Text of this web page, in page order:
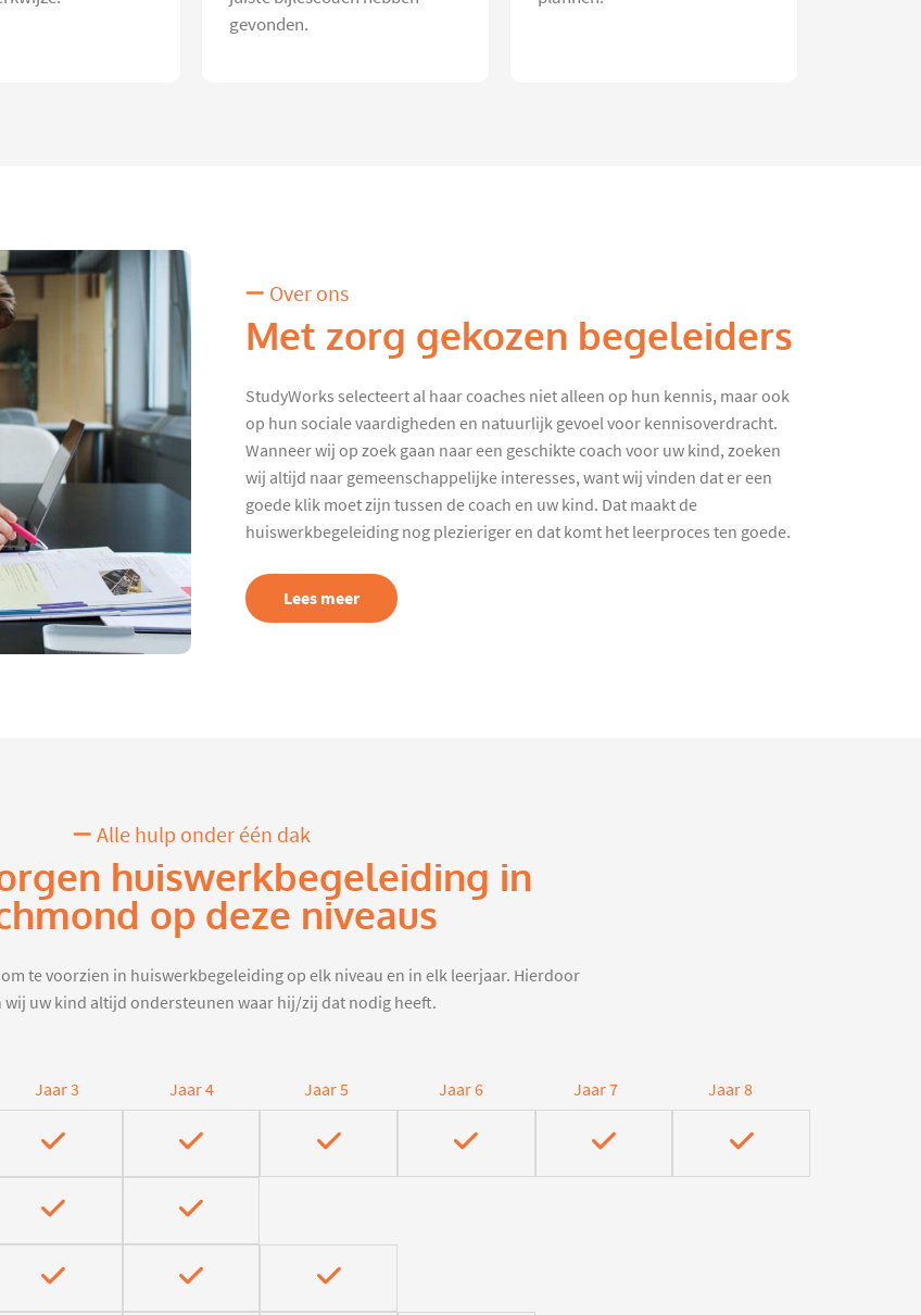
gevonden.
Over ons
Met zorg gekozen begeleiders
StudyWorks selecteert al haar coaches niet alleen op hun kennis, maar ook
op hun sociale vaardigheden en natuurlijk gevoel voor kennisoverdracht.
Wanneer wij op zoek gaan naar een geschikte coach voor uw kind, zoeken
wij altijd naar gemeenschappelijke interesses, want wij vinden dat er een
goede klik moet zijn tussen de coach en uw kind. Dat maakt de
huiswerkbegeleiding nog plezieriger en dat komt het leerproces ten goede.
Lees meer
Alle hulp onder één dak
huiswerkbegeleiding in
op deze niveaus
te voorzien in huiswerkbegeleiding op elk niveau en in elk leerjaar. Hierdoor
wij uw kind altijd ondersteunen waar hij/zij dat nodig heeft.
Jaar 3 Jaar 4 Jaar 5 Jaar 6 Jaar 7 Jaar 8